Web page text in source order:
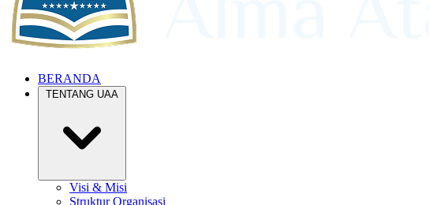
BERANDA
TENTANG UAA
Visi & Misi
Struktur Organisasi